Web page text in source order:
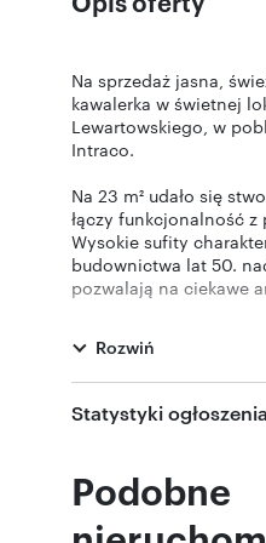
Na sprzedaż jasna,
kawalerka w świetnej
Lewartowskiego, w
Intraco.
Na 23 m² udało się
łączy funkcjonalność
Wysokie sufity
budownictwa lat 50.
pozwalają na ciekawe
UWAGA! Choć
mieszkanie ma
rzeczywistości jest ono
roszczeń osób trzecich.
Rozwiń
Statystyki
Podobne